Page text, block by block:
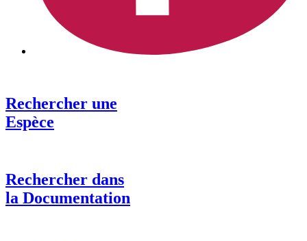
Rechercher une
Espèce
Rechercher dans
la Documentation